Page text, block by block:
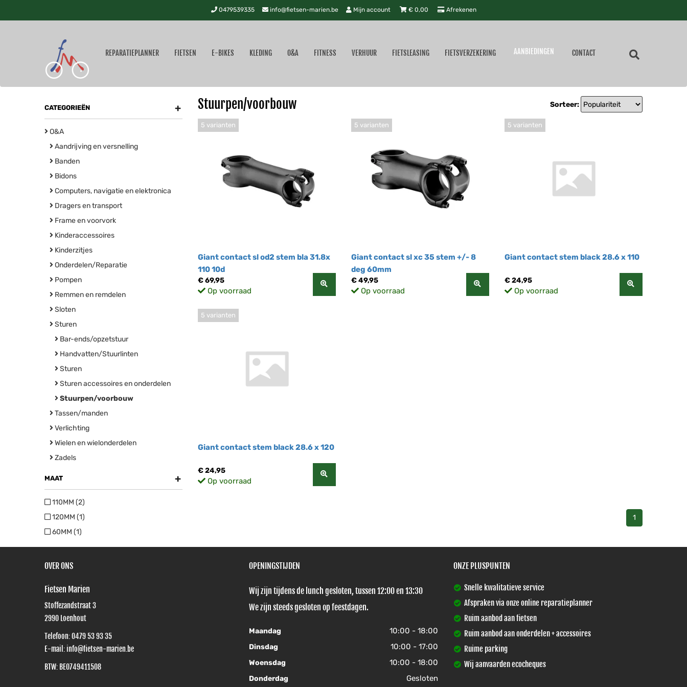
0479539335 info@fietsen-marien.be Mijn account € 0,00 Afrekenen
REPARATIEPLANNER FIETSEN E-BIKES KLEDING O&A FITNESS VERHUUR FIETSLEASING FIETSVERZEKERING AANBIEDINGEN CONTACT
CATEGORIEËN +
O&A
Aandrijving en versnelling
Banden
Bidons
Computers, navigatie en elektronica
Dragers en transport
Frame en voorvork
Kinderaccessoires
Kinderzitjes
Onderdelen/Reparatie
Pompen
Remmen en remdelen
Sloten
Sturen
Bar-ends/opzetstuur
Handvatten/Stuurlinten
Sturen
Sturen accessoires en onderdelen
Stuurpen/voorbouw
Tassen/manden
Verlichting
Wielen en wielonderdelen
Zadels
MAAT +
110MM (2)
120MM (1)
60MM (1)
Stuurpen/voorbouw Sorteer:
Giant contact sl od2 stem bla 31.8x
110 10d
5 varianten
€ 69,95
Op voorraad
Giant contact sl xc 35 stem +/- 8
deg 60mm
5 varianten
€ 49,95
Op voorraad
Giant contact stem black 28.6 x 110
5 varianten
€ 24,95
Op voorraad
Giant contact stem black 28.6 x 120
5 varianten
€ 24,95
Op voorraad
1
OVER ONS
Fietsen Marien
Stoffezandstraat 3
2990 Loenhout
Telefoon:0479 53 93 35
E-mail: info@fietsen-marien.be
BTW: BE0749411508
OPENINGSTIJDEN
Wij zijn tijdens de lunch gesloten, tussen 12:00 en 13:30
We zijn steeds gesloten op feestdagen.
Maandag 10:00 - 18:00
Dinsdag 10:00 - 17:00
Woensdag 10:00 - 18:00
Donderdag Gesloten
ONZE PLUSPUNTEN
Snelle kwalitatieve service
Afspraken via onze online reparatieplanner
Ruim aanbod aan fietsen
Ruim aanbod aan onderdelen + accessoires
Ruime parking
Wij aanvaarden ecocheques